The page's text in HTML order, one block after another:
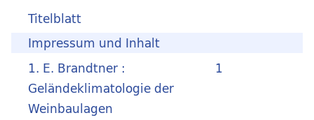
Titelblatt
Impressum und Inhalt
1
1. E. Brandtner :
Geländeklimatologie der
Weinbaulagen